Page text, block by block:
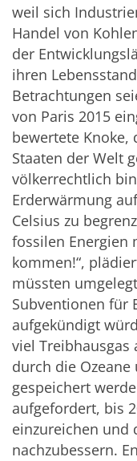
weil sich
Handel von
der
ihren
Betrachtungen
von Paris 2015
bewertete Knoke,
Staaten der Welt
völkerrechtlich
Erderwärmung
Celsius zu
fossilen Energien
kommen!“,
müssten
Subventionen für
aufgekündigt
viel Treibhausgas
durch die
gespeichert
aufgefordert, bis
einzureichen und
nachzubessern.